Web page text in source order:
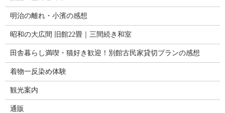
明治の離れ・小濱の感想
昭和の大広間 旧館22畳｜三間続き和室
田舎暮らし満喫・猫好き歓迎！別館古民家貸切プランの感想
着物一反染め体験
観光案内
通販